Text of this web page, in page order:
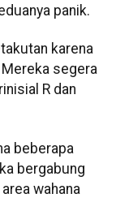
panik.
karena
segera
R dan
beberapa
bergabung
wahana